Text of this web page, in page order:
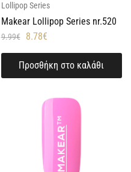
Lollipop Series
Makear Lollipop Series nr.520
9.99€ 8.78€
Προσθήκη στο καλάθι